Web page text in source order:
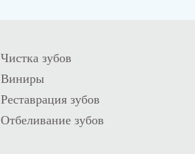
Чистка зубов
Виниры
Реставрация зубов
Отбеливание зубов